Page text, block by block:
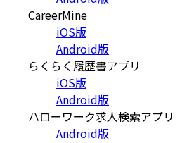
CareerMine
iOS版
Android版
らくらく履歴書アプリ
iOS版
Android版
ハローワーク求人検索アプリ
Android版